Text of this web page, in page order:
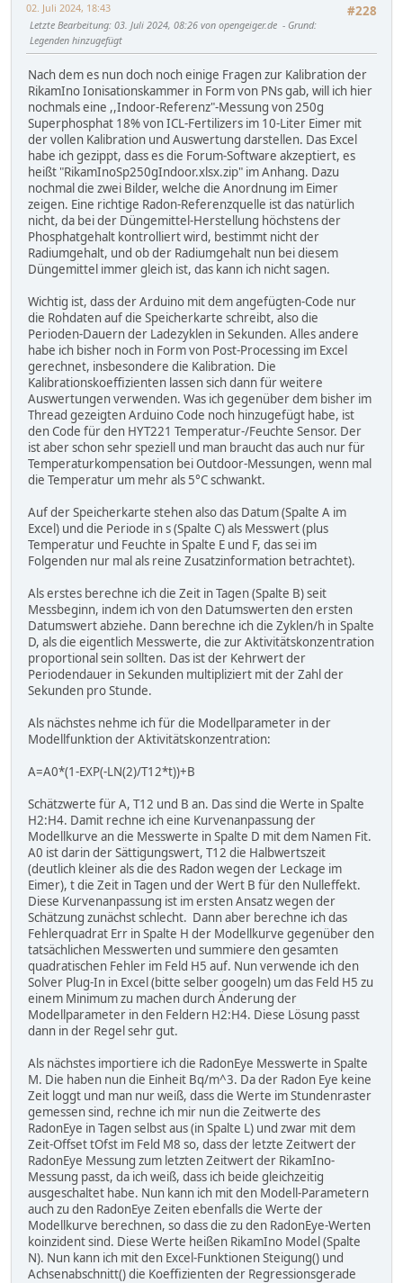
#228
02. Juli 2024, 18:43
Letzte Bearbeitung: 03. Juli 2024, 08:26 von opengeiger.de Grund:
Legenden hinzugefügt
Nach dem es nun doch noch einige Fragen zur Kalibration der
RikamIno Ionisationskammer in Form von PNs gab, will ich hier
nochmals eine ,,Indoor-Referenz"-Messung von 250g
Superphosphat 18% von ICL-Fertilizers im 10-Liter Eimer mit
der vollen Kalibration und Auswertung darstellen. Das Excel
habe ich gezippt, dass es die Forum-Software akzeptiert, es
heißt "RikamInoSp250gIndoor.xlsx.zip" im Anhang. Dazu
nochmal die zwei Bilder, welche die Anordnung im Eimer
zeigen. Eine richtige Radon-Referenzquelle ist das natürlich
nicht, da bei der Düngemittel-Herstellung höchstens der
Phosphatgehalt kontrolliert wird, bestimmt nicht der
Radiumgehalt, und ob der Radiumgehalt nun bei diesem
Düngemittel immer gleich ist, das kann ich nicht sagen.
Wichtig ist, dass der Arduino mit dem angefügten-Code nur
die Rohdaten auf die Speicherkarte schreibt, also die
Perioden-Dauern der Ladezyklen in Sekunden. Alles andere
habe ich bisher noch in Form von Post-Processing im Excel
gerechnet, insbesondere die Kalibration. Die
Kalibrationskoeffizienten lassen sich dann für weitere
Auswertungen verwenden. Was ich gegenüber dem bisher im
Thread gezeigten Arduino Code noch hinzugefügt habe, ist
den Code für den HYT221 Temperatur-/Feuchte Sensor. Der
ist aber schon sehr speziell und man braucht das auch nur für
Temperaturkompensation bei Outdoor-Messungen, wenn mal
die Temperatur um mehr als 5°C schwankt.
Auf der Speicherkarte stehen also das Datum (Spalte A im
Excel) und die Periode in s (Spalte C) als Messwert (plus
Temperatur und Feuchte in Spalte E und F, das sei im
Folgenden nur mal als reine Zusatzinformation betrachtet).
Als erstes berechne ich die Zeit in Tagen (Spalte B) seit
Messbeginn, indem ich von den Datumswerten den ersten
Datumswert abziehe. Dann berechne ich die Zyklen/h in Spalte
D, als die eigentlich Messwerte, die zur Aktivitätskonzentration
proportional sein sollten. Das ist der Kehrwert der
Periodendauer in Sekunden multipliziert mit der Zahl der
Sekunden pro Stunde.
Als nächstes nehme ich für die Modellparameter in der
Modellfunktion der Aktivitätskonzentration:
A=A0*(1-EXP(-LN(2)/T12*t))+B
Schätzwerte für A, T12 und B an. Das sind die Werte in Spalte
H2:H4. Damit rechne ich eine Kurvenanpassung der
Modellkurve an die Messwerte in Spalte D mit dem Namen Fit.
A0 ist darin der Sättigungswert, T12 die Halbwertszeit
(deutlich kleiner als die des Radon wegen der Leckage im
Eimer), t die Zeit in Tagen und der Wert B für den Nulleffekt.
Diese Kurvenanpassung ist im ersten Ansatz wegen der
Schätzung zunächst schlecht. Dann aber berechne ich das
Fehlerquadrat Err in Spalte H der Modellkurve gegenüber den
tatsächlichen Messwerten und summiere den gesamten
quadratischen Fehler im Feld H5 auf. Nun verwende ich den
Solver Plug-In in Excel (bitte selber googeln) um das Feld H5 zu
einem Minimum zu machen durch Änderung der
Modellparameter in den Feldern H2:H4. Diese Lösung passt
dann in der Regel sehr gut.
Als nächstes importiere ich die RadonEye Messwerte in Spalte
M. Die haben nun die Einheit Bq/m^3. Da der Radon Eye keine
Zeit loggt und man nur weiß, dass die Werte im Stundenraster
gemessen sind, rechne ich mir nun die Zeitwerte des
RadonEye in Tagen selbst aus (in Spalte L) und zwar mit dem
Zeit-Offset tOfst im Feld M8 so, dass der letzte Zeitwert der
RadonEye Messung zum letzten Zeitwert der RikamIno-
Messung passt, da ich weiß, dass ich beide gleichzeitig
ausgeschaltet habe. Nun kann ich mit den Modell-Parametern
auch zu den RadonEye Zeiten ebenfalls die Werte der
Modellkurve berechnen, so dass die zu den RadonEye-Werten
koinzident sind. Diese Werte heißen RikamIno Model (Spalte
N). Nun kann ich mit den Excel-Funktionen Steigung() und
Achsenabschnitt() die Koeffizienten der Regressionsgerade